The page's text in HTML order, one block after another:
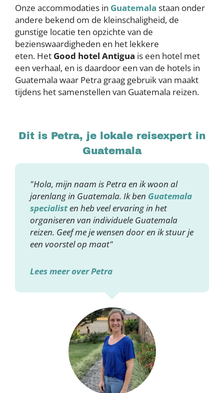
Onze accommodaties in Guatemala staan onder
andere bekend om de kleinschaligheid, de
gunstige locatie ten opzichte van de
bezienswaardigheden en het lekkere
eten. Het Good hotel Antigua is een hotel met
een verhaal, en is daardoor een van de hotels in
Guatemala waar Petra graag gebruik van maakt
tijdens het samenstellen van Guatemala reizen.
Dit is Petra, je lokale reisexpert in
Guatemala
"Hola, mijn naam is Petra en ik woon al
jarenlang in Guatemala. Ik ben Guatemala
specialisten heb veel ervaring in het
organiseren van individuele Guatemala
reizen. Geef me je wensen door en ik stuur je
een voorstel op maat"
Lees meer over Petra